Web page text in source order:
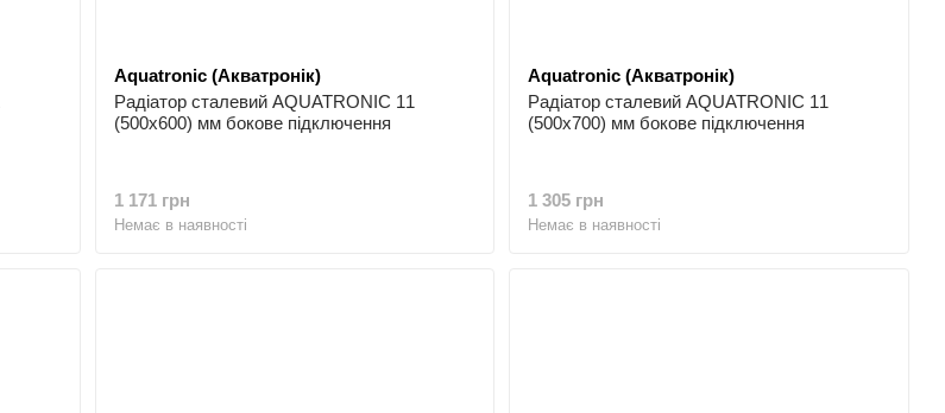
Aquatronic (Акватронік)
Радіатор сталевий AQUATRONIC 11
(500x600) мм бокове підключення
1 171 грн
Немає в наявності
Aquatronic (Акватронік)
Радіатор сталевий AQUATRONIC 11
(500x700) мм бокове підключення
1 305 грн
Немає в наявності